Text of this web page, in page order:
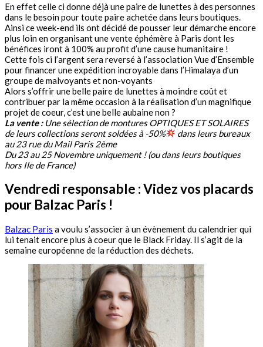
En effet celle ci donne déjà une paire de lunettes à des personnes
dans le besoin pour toute paire achetée dans leurs boutiques.
Ainsi ce week-end ils ont décidé de pousser leur démarche encore
plus loin en organisant une vente éphémère à Paris dont les
bénéfices iront à 100% au profit d’une cause humanitaire !
Cette fois ci l’argent sera reversé à l’association Vue d’Ensemble
pour financer une expédition incroyable dans l’Himalaya d’un
groupe de malvoyants et non-voyants
Alors s’offrir une belle paire de lunettes à moindre coût et
contribuer par la même occasion à la réalisation d’un magnifique
projet de coeur, c’est une belle aubaine non ?
La vente :Une sélection de montures OPTIQUES ET SOLAIRES
de leurs collections seront soldées à -50%
dans leurs bureaux
au 23 rue du Mail Paris 2ème
Du 23 au 25 Novembre uniquement ! (ou dans leurs boutiques
hors Ile de France)
Vendredi responsable : Videz vos placards
pour Balzac Paris !
Balzac Paris a voulu s’associer à un évènement du calendrier qui
lui tenait encore plus à coeur que le Black Friday. Il s’agit de la
semaine européenne de la réduction des déchets.